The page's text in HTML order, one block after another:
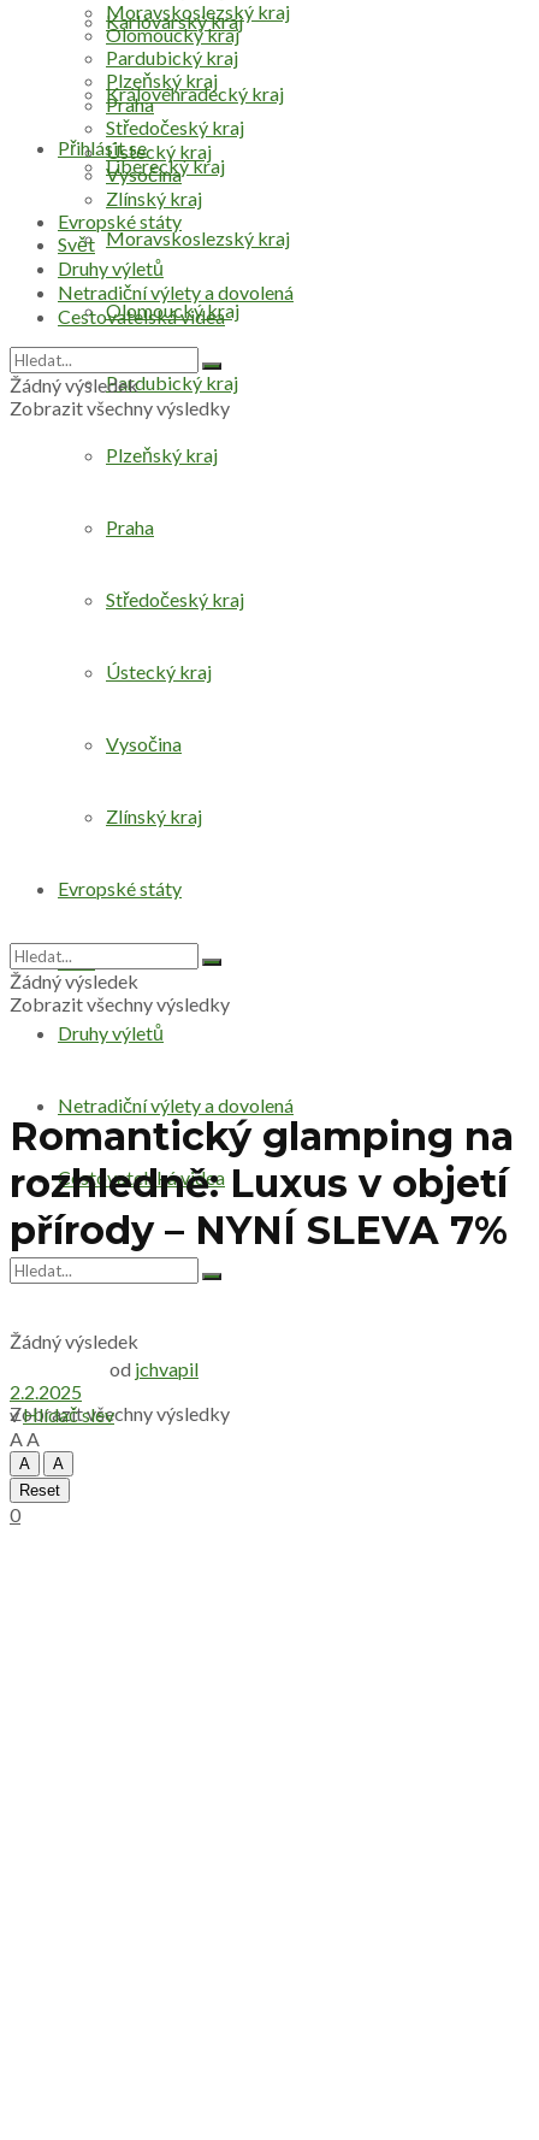
Přihlásit se
Karlovarský kraj
Královéhradecký kraj
Liberecký kraj
Moravskoslezský kraj
Olomoucký kraj
Pardubický kraj
Plzeňský kraj
Praha
Středočeský kraj
Ústecký kraj
Vysočina
Zlínský kraj
Evropské státy
Svět
Druhy výletů
Netradiční výlety a dovolená
Cestovatelská videa
Žádný výsledek
Zobrazit všechny výsledky
Moravskoslezský kraj
Olomoucký kraj
Pardubický kraj
Plzeňský kraj
Praha
Středočeský kraj
Ústecký kraj
Vysočina
Zlínský kraj
Evropské státy
Svět
Druhy výletů
Netradiční výlety a dovolená
Cestovatelská videa
Žádný výsledek
Zobrazit všechny výsledky
Žádný výsledek
Zobrazit všechny výsledky
Romantický glamping na
rozhledně: Luxus v objetí
přírody – NYNÍ SLEVA 7%
od jchvapil
2.2.2025
vHlídač slev
AA
A
A
Reset
0